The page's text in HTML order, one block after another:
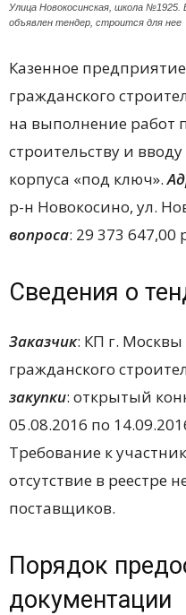
Улица Новокосинская, школа
объявлен тендер, строится для нее
Казенное
гражданского
на выполнение работ
строительству и
корпуса «под ключ».
р-н Новокосино, ул.
вопроса: 29 373 647,00
Сведения о
Заказчик: КП г.
гражданского
закупки: открытый
05.08.2016 по
Требование к
отсутствие в реестре
поставщиков.
Порядок
документации